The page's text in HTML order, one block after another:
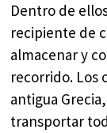
Dentro de
recipiente de
almacenar y
recorrido. Los
antigua
transportar